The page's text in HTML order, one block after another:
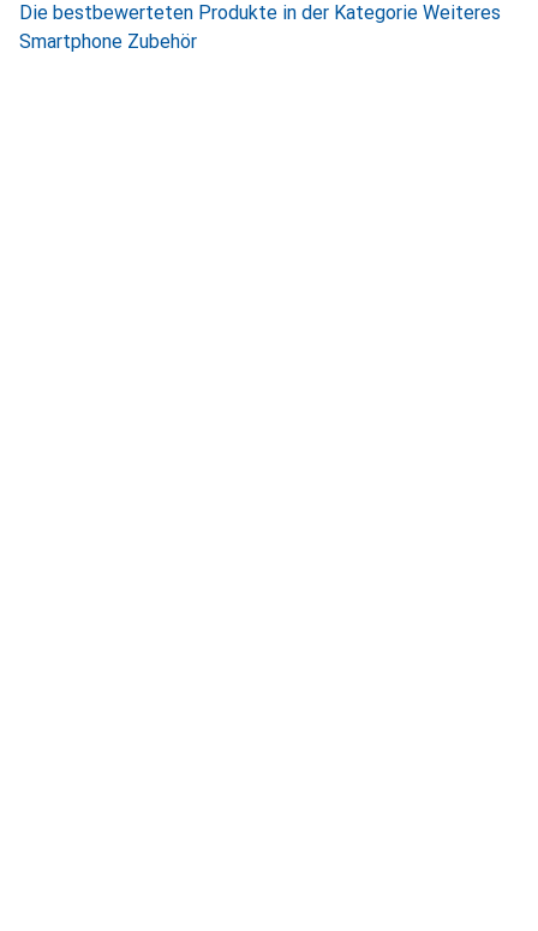
Die bestbewerteten Produkte in der Kategorie Weiteres
Smartphone Zubehör